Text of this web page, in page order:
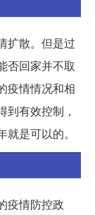
扩散。但是过
否回家并不取
疫情情况和相
有效控制，
是可以的。
疫情防控政